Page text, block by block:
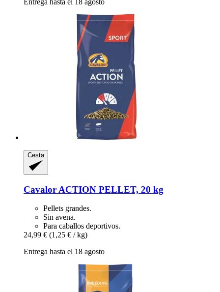
Entrega hasta el 18 agosto
Cesta
Cavalor ACTION PELLET, 20 kg
Pellets grandes.
Sin avena.
Para caballos deportivos.
24,99 € (1,25 € / kg)
Entrega hasta el 18 agosto